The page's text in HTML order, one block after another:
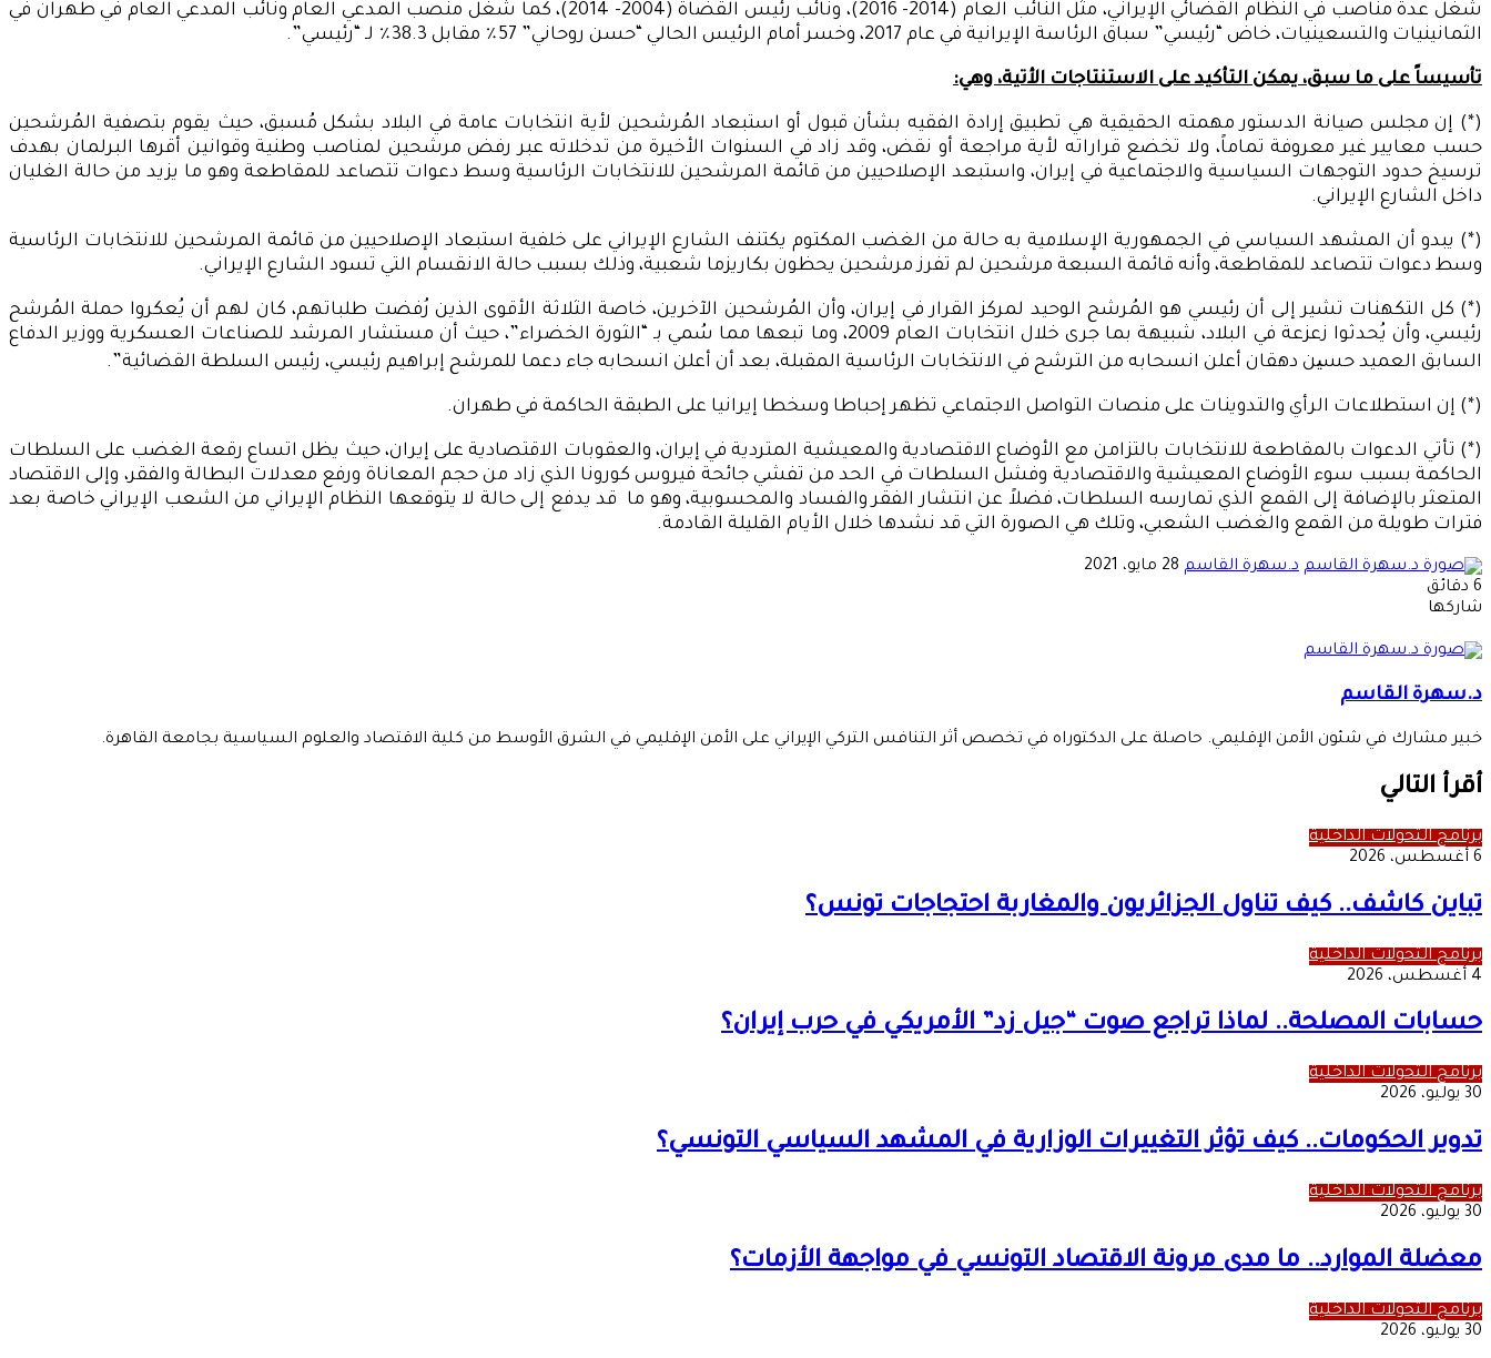
شغل عدة مناصب في النظام القضائي الإيراني، مثل النائب العام (2014- 2016)، ونائب رئيس القضاة (2004- 2014)، كما شغل منصب المدعي العام ونائب المدعي العام في طهران في
الثمانينيات والتسعينيات، خاض “رئيسي” سباق الرئاسة الإيرانية في عام 2017، وخسر أمام الرئيس الحالي “حسن روحاني” 57٪ مقابل 38.3٪ لـ “رئيسي”.
تأسيساً على ما سبق، يمكن التأكيد على الاستنتاجات الأتية، وهي:
(*) إن مجلس صيانة الدستور مهمته الحقيقية هي تطبيق إرادة الفقيه بشأن قبول أو استبعاد المُرشحين لأية انتخابات عامة في البلاد بشكل مُسبق، حيث يقوم بتصفية المُرشحين
حسب معايير غير معروفة تماماً، ولا تخضع قراراته لأية مراجعة أو نقض، وقد زاد في السنوات الأخيرة من تدخلاته عبر رفض مرشحين لمناصب وطنية وقوانين أقرها البرلمان بهدف
ترسيخ حدود التوجهات السياسية والاجتماعية في إيران، واستبعد الإصلاحيين من قائمة المرشحين للانتخابات الرئاسية وسط دعوات تتصاعد للمقاطعة وهو ما يزيد من حالة الغليان
داخل الشارع الإيراني.
(*) يبدو أن المشهد السياسي في الجمهورية الإسلامية به حالة من الغضب المكتوم يكتنف الشارع الإيراني على خلفية استبعاد الإصلاحيين من قائمة المرشحين للانتخابات الرئاسية
وسط دعوات تتصاعد للمقاطعة، وأنه قائمة السبعة مرشحين لم تفرز مرشحين يحظون بكاريزما شعبية، وذلك بسبب حالة الانقسام التي تسود الشارع الإيراني.
(*) كل التكهنات تشير إلى أن رئيسي هو المُرشح الوحيد لمركز القرار في إيران، وأن المُرشحين الآخرين، خاصة الثلاثة الأقوى الذين رُفضت طلباتهم، كان لهم أن يُعكروا حملة المُرشح
رئيسي، وأن يُحدثوا زعزعة في البلاد، شبيهة بما جرى خلال انتخابات العام 2009، وما تبعها مما سُمي بـ “الثورة الخضراء”، حيث أن مستشار المرشد للصناعات العسكرية ووزير الدفاع
السابق العميد حسین دهقان أعلن انسحابه من الترشح في الانتخابات الرئاسية المقبلة، بعد أن أعلن انسحابه جاء دعما للمرشح إبراهيم رئيسي، رئيس السلطة القضائية”.
(*) إن استطلاعات الرأي والتدوينات على منصات التواصل الاجتماعي تظهر إحباطا وسخطا إيرانيا على الطبقة الحاكمة في طهران.
(*) تأتي الدعوات بالمقاطعة للانتخابات بالتزامن مع الأوضاع الاقتصادية والمعيشية المتردية في إيران، والعقوبات الاقتصادية على إيران، حيث يظل اتساع رقعة الغضب على السلطات
الحاكمة بسبب سوء الأوضاع المعيشية والاقتصادية وفشل السلطات في الحد من تفشي جائحة فيروس كورونا الذي زاد من حجم المعاناة ورفع معدلات البطالة والفقر، وإلى الاقتصاد
المتعثر بالإضافة إلى القمع الذي تمارسه السلطات، فضلاً عن انتشار الفقر والفساد والمحسوبية، وهو ما قد يدفع إلى حالة لا يتوقعها النظام الإيراني من الشعب الإيراني خاصة بعد
فترات طويلة من القمع والغضب الشعبي، وتلك هي الصورة التي قد نشدها خلال الأيام القليلة القادمة.
د.سهرة القاسم أرسل
28 مايو، 2021
6 دقائق
فيسبوك
‫X
لينكدإن
بينتيريست
Odnoklassniki
‫Pocket
شاركها
عبر
د.سهرة القاسم
خبير مشارك في شئون الأمن الإقليمي. حاصلة على الدكتوراه في تخصص أثر التنافس التركي الإيراني على الأمن الإقليمي في الشرق الأوسط من كلية الاقتصاد والعلوم السياسية بجامعة القاهرة.
أقرأ التالي
برنامج التحولات الداخلية
6 أغسطس، 2026
تباين كاشف.. كيف تناول الجزائريون والمغاربة احتجاجات تونس؟
برنامج التحولات الداخلية
4 أغسطس، 2026
حسابات المصلحة.. لماذا تراجع صوت “جيل زد” الأمريكي في حرب إيران؟
برنامج التحولات الداخلية
30 يوليو، 2026
تدوير الحكومات.. كيف تؤثر التغييرات الوزارية في المشهد السياسي التونسي؟
برنامج التحولات الداخلية
30 يوليو، 2026
معضلة الموارد.. ما مدى مرونة الاقتصاد التونسي في مواجهة الأزمات؟
برنامج التحولات الداخلية
30 يوليو، 2026